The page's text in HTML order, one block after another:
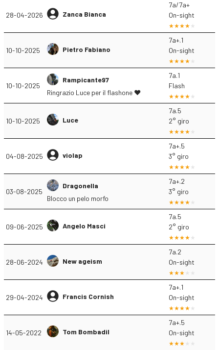
28-04-2026 Zanca Bianca
7a/7a+
On-sight
10-10-2025 Pietro Fabiano
7a+.1
On-sight
10-10-2025
Rampicante97
Ringrazio Luce per il flashone ❤️
7a.1
Flash
10-10-2025 Luce
7a.5
2° giro
04-08-2025 violap
7a+.5
3° giro
03-08-2025
Dragonella
Blocco un pelo morfo
7a+.2
3° giro
09-06-2025 Angelo Masci
7a.5
2° giro
28-06-2024 New ageism
7a.2
On-sight
29-04-2024 Francis Cornish
7a+.1
On-sight
14-05-2022 Tom Bombadil
7a+.5
On-sight